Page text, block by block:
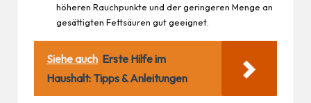
höheren Rauchpunkte und der geringeren Menge an
gesättigten Fettsäuren gut geeignet.
Siehe auch Erste Hilfe im
Haushalt: Tipps & Anleitungen